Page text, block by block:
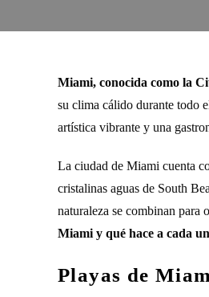
Miami, conocida como la
su clima cálido durante todo
artística vibrante y una
La ciudad de Miami cuenta
cristalinas aguas de South
naturaleza se combinan para
Miami y qué hace a cada
Playas de